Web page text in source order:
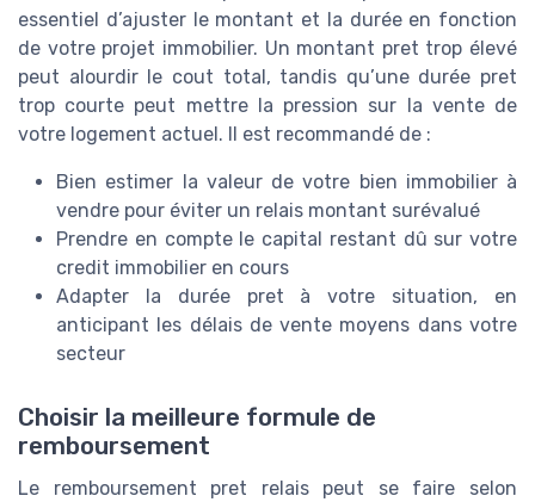
essentiel d’ajuster le montant et la durée en fonction
de votre projet immobilier. Un montant pret trop élevé
peut alourdir le cout total, tandis qu’une durée pret
trop courte peut mettre la pression sur la vente de
votre logement actuel. Il est recommandé de :
Bien estimer la valeur de votre bien immobilier à
vendre pour éviter un relais montant surévalué
Prendre en compte le capital restant dû sur votre
credit immobilier en cours
Adapter la durée pret à votre situation, en
anticipant les délais de vente moyens dans votre
secteur
Choisir la meilleure formule de
remboursement
Le remboursement pret relais peut se faire selon